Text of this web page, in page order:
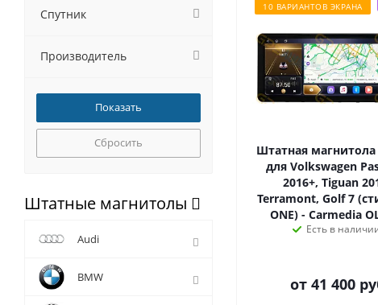
10 ВАРИАНТОВ ЭКРАНА
Штатная магнитола
для Volkswagen
2016+, Tiguan
Terramont, Golf 7
ONE) - Carmedia
Есть в
от 41 400
Спутник
Производитель
Сбросить
Штатные магнитолы
Audi
BMW